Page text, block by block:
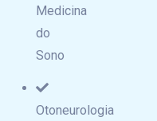
Medicina
do
Sono
Otoneurologia